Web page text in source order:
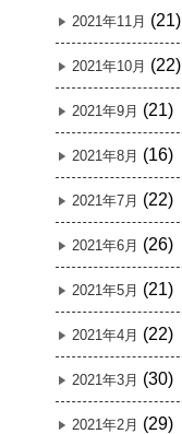
2021年11月 (21)
2021年10月 (22)
2021年9月 (21)
2021年8月 (16)
2021年7月 (22)
2021年6月 (26)
2021年5月 (21)
2021年4月 (22)
2021年3月 (30)
2021年2月 (29)